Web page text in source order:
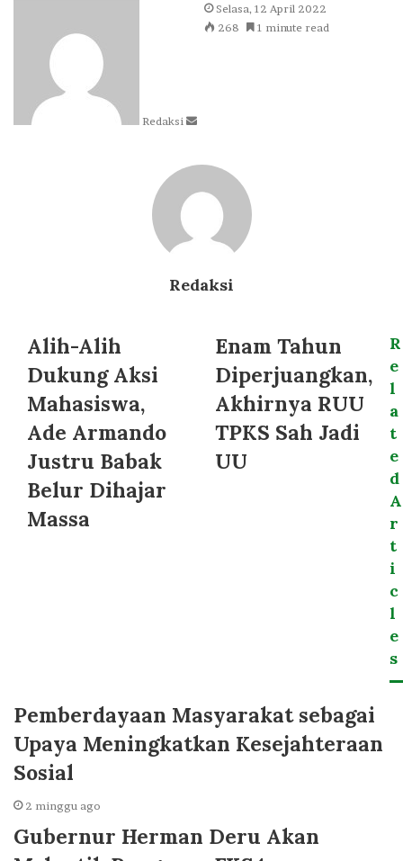
Redaksi
Send
an
Selasa, 12 April 2022
268
1 minute read
Redaksi
Alih-Alih
Dukung Aksi
Mahasiswa,
Ade Armando
Justru Babak
Belur Dihajar
Massa
Enam Tahun
Diperjuangkan,
Akhirnya RUU
TPKS Sah Jadi
UU
R
e
l
a
t
e
d
A
r
t
i
c
l
e
s
Pemberdayaan Masyarakat sebagai
Upaya Meningkatkan Kesejahteraan
Sosial
2 minggu ago
Gubernur Herman Deru Akan